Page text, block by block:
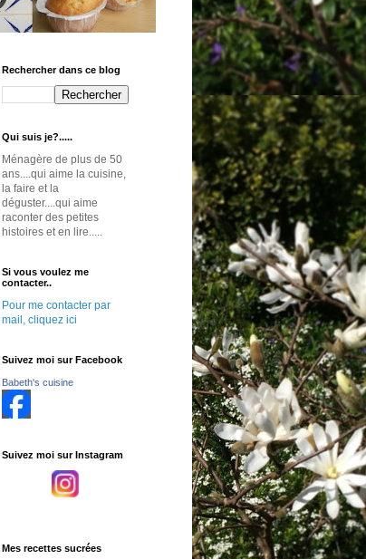
Rechercher dans ce blog
Qui suis je?.....
Ménagère de plus de 50
ans....qui aime la cuisine,
la faire et la
déguster....qui aime
raconter des petites
histoires et en lire.....
Si vous voulez me
contacter..
Pour me contacter par
mail, cliquez ici
Suivez moi sur Facebook
Babeth's cuisine
Suivez moi sur Instagram
Mes recettes sucrées